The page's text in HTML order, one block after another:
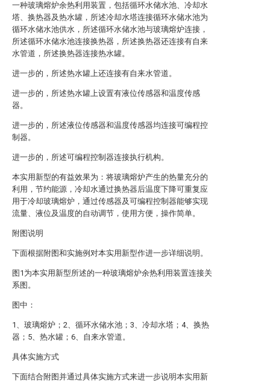
一种玻璃熔炉余热利用装置，包括循环水储水池、冷却水
塔、换热器及热水罐，所述冷却水塔连接循环水储水池为
循环水储水池供水，所述循环水储水池与玻璃熔炉连接，
所述循环水储水池连接换热器，所述换热器还连接有自来
水管道，所述换热器连接热水罐。
进一步的，所述热水罐上还连接有自来水管道。
进一步的，所述热水罐上设置有液位传感器和温度传感
器。
进一步的，所述液位传感器和温度传感器均连接可编程控
制器。
进一步的，所述可编程控制器连接执行机构。
本实用新型的有益效果为：将玻璃熔炉产生的热量充分的
利用，节约能源，冷却水通过换热器后温度下降可重复应
用于冷却玻璃熔炉，通过传感器及可编程控制器能够实现
流量、液位及温度的自动调节，使用方便，操作简单。
附图说明
下面根据附图和实施例对本实用新型作进一步详细说明。
图1为本实用新型所述的一种玻璃熔炉余热利用装置连接关
系图。
图中：
1、玻璃熔炉；2、循环水储水池；3、冷却水塔；4、换热
器；5、热水罐；6、自来水管道。
具体实施方式
下面结合附图并通过具体实施方式来进一步说明本实用新